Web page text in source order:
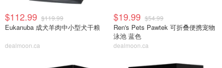
$112.99 $119.99
Eukanuba 成犬羊肉中小型犬干粮
dealmoon.ca
$19.99 $54.99
Ren's Pets Pawtek 可折叠便携宠物
泳池 蓝色
dealmoon.ca